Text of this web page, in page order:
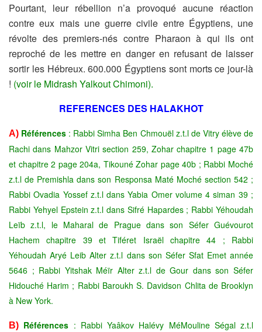
Pourtant, leur rébellion n’a provoqué aucune réaction
contre eux mais une guerre civile entre Égyptiens, une
révolte des premiers-nés contre Pharaon à qui ils ont
reproché de les mettre en danger en refusant de laisser
sortir les Hébreux.600.000 Égyptiens sont morts ce jour-là
! (voir le Midrash Yalkout Chimoni).
REFERENCES DES HALAKHOT
A) Références : Rabbi Simha Ben Chmouël z.t.l de Vitry élève de
Rachi dans Mahzor Vitri section 259, Zohar chapitre 1 page 47b
et chapitre 2 page 204a, Tikouné Zohar page 40b ; Rabbi Moché
z.t.l de Premishla dans son Responsa Maté Moché section 542 ;
Rabbi Ovadia Yossef z.t.l dans Yabia Omer volume 4 siman 39 ;
Rabbi Yehyel Epstein z.t.l dans Sifré Hapardes ; Rabbi Yéhoudah
Leïb z.t.l, le Maharal de Prague dans son Séfer Guévourot
Hachem chapitre 39 et Tiféret Israël chapitre 44 ; Rabbi
Yéhoudah Aryé Leib Alter z.t.l dans son Séfer Sfat Emet année
5646 ; Rabbi Yitshak Méïr Alter z.t.l de Gour dans son Séfer
Hidouché Harim ; Rabbi Baroukh S. Davidson Chlita de Brooklyn
à New York.
B) Références : Rabbi Yaâkov Halévy MéMouline Ségal z.t.l